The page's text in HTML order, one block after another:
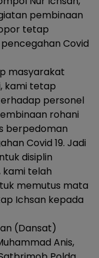
pembinaan
tetap
Covid
masyarakat
kami tetap
personel
rohani
berpedoman
Covid 19. Jadi
disiplin
telah
memutus mata
Ichsan kepada
(Dansat)
Anis,